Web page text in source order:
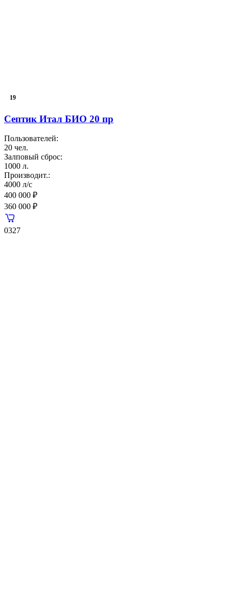
19
Септик Итал БИО 20 пр
Пользователей:
20 чел.
Залповый сброс:
1000 л.
Производит.:
4000 л/с
400 000 ₽
360 000 ₽
0327